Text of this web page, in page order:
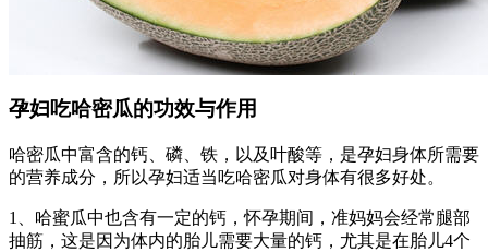
孕妇吃哈密瓜的功效与作用
哈密瓜中富含的钙、磷、铁，以及叶酸等，是孕妇身体所需要
的营养成分，所以孕妇适当吃哈密瓜对身体有很多好处。
1、哈蜜瓜中也含有一定的钙，怀孕期间，准妈妈会经常腿部
抽筋，这是因为体内的胎儿需要大量的钙，尤其是在胎儿4个